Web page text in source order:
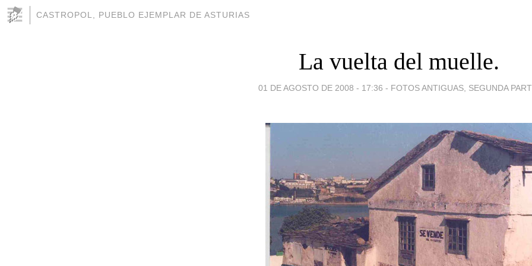
CASTROPOL, PUEBLO EJEMPLAR DE ASTURIAS
La vuelta del muelle.
01 DE AGOSTO DE 2008 - 17:36 - FOTOS ANTIGUAS, SEGUNDA